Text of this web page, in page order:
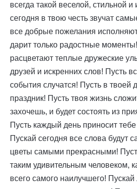
всегда такой веселой, стильной
сегодня в твою честь звучат
все добрые пожелания
дарит только радостные
расцветают теплые дружеские
друзей и искренних слов! Пусть
события случатся! Пусть в твоей
праздник! Пусть твоя жизнь
захочешь, и будет состоять из
Пусть каждый день приносит
Пускай сегодня все слова
цветы самыми прекрасными!
таким удивительным человеком,
всего самого наилучшего!